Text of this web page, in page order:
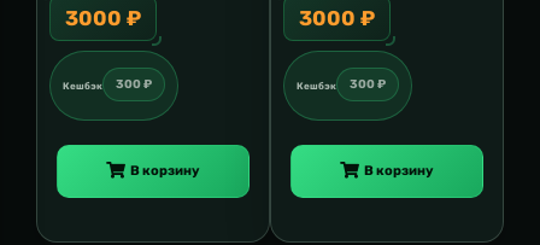
3000 ₽
Кешбэк 300 ₽
В корзину
3000 ₽
Кешбэк 300 ₽
В корзину